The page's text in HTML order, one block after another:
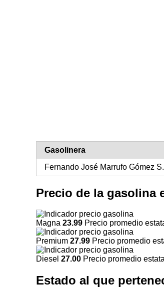
Gasolinera
Fernando José Marrufo Gómez
Precio de la gasolina
Magna 23.99 Precio promedio
Premium 27.99 Precio promedio
Diesel 27.00 Precio promedio
Estado al que